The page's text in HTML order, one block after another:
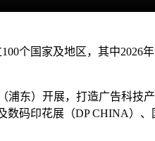
个国家及地区，其中2026
东）开展，打造广告科技产
码印花展（DP CHINA）、